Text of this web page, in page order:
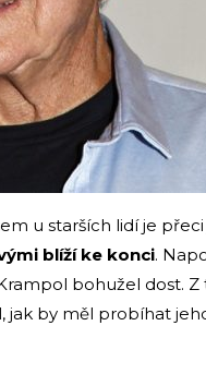
u starších lidí je
blíží ke konci.
bohužel dost.
jak by měl probíhat